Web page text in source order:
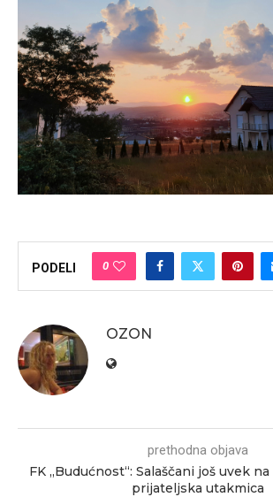
PODELI 0
OZON
prethodna objava
FK „Budućnost“: Salaščani još uvek
prijateljska utakmica